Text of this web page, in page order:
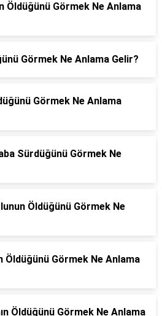
Öldüğünü Görmek Ne Anlama
Görmek Ne Anlama Gelir?
Görmek Ne Anlama
Sürdüğünü Görmek Ne
Öldüğünü Görmek Ne
Öldüğünü Görmek Ne Anlama
Öldüğünü Görmek Ne Anlama